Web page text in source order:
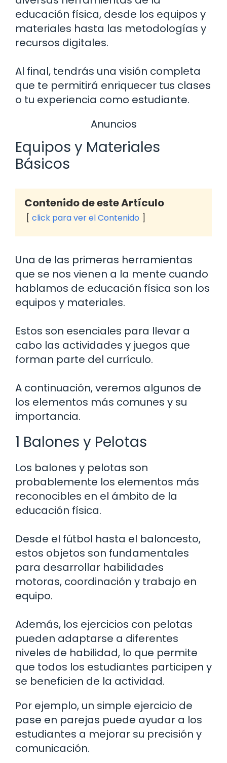
educación física, desde los equipos y
materiales hasta las metodologías y
recursos digitales.
Al final, tendrás una visión completa
que te permitirá enriquecer tus clases
o tu experiencia como estudiante.
Anuncios
Equipos y Materiales
Básicos
Contenido de este Artículo
click para ver el Contenido
Una de las primeras herramientas
que se nos vienen a la mente cuando
hablamos de educación física son los
equipos y materiales.
Estos son esenciales para llevar a
cabo las actividades y juegos que
forman parte del currículo.
A continuación, veremos algunos de
los elementos más comunes y su
importancia.
1 Balones y Pelotas
Los balones y pelotas son
probablemente los elementos más
reconocibles en el ámbito de la
educación física.
Desde el fútbol hasta el baloncesto,
estos objetos son fundamentales
para desarrollar habilidades
motoras, coordinación y trabajo en
equipo.
Además, los ejercicios con pelotas
pueden adaptarse a diferentes
niveles de habilidad, lo que permite
que todos los estudiantes participen y
se beneficien de la actividad.
Por ejemplo, un simple ejercicio de
pase en parejas puede ayudar a los
estudiantes a mejorar su precisión y
comunicación.